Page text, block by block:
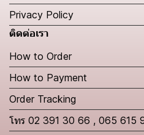
Privacy Policy
ติดต่อเรา
How to Order
How to Payment
Order Tracking
โทร 02 391 30 66 , 065 615